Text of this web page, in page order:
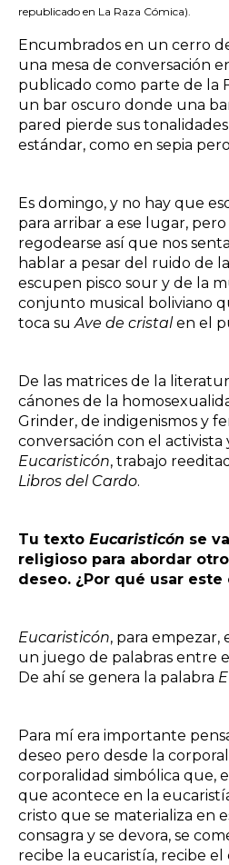
republicado en La Raza Cómica).
Encumbrados en un cerro
una mesa de conversación
publicado como parte de la
un bar oscuro donde una
pared pierde sus
estándar, como en sepia
Es domingo, y no hay que
para arribar a ese lugar,
regodearse así que nos
hablar a pesar del ruido de
escupen pisco sour y de la
conjunto musical boliviano
toca su Ave de cristalen el
De las matrices de la
cánones de la
Grinder, de indigenismos y
conversación con el activista
Eucaristicón, trabajo
Libros del Cardo.
Tu texto Eucaristicón se
religioso para abordar
deseo. ¿Por qué usar
Eucaristicón, para empezar,
un juego de palabras entre
De ahí se genera la palabra
Para mí era importante
deseo pero desde la
corporalidad simbólica que,
que acontece en la
cristo que se materializa en
consagra y se devora, se
recibe la eucaristía, recibe